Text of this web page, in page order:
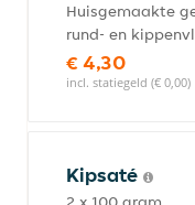
Huisgemaakte
rund- en
€ 4,30
incl. statiegeld (€ 0,00)
Kipsaté